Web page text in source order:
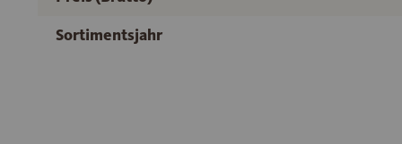
Sortimentsjahr